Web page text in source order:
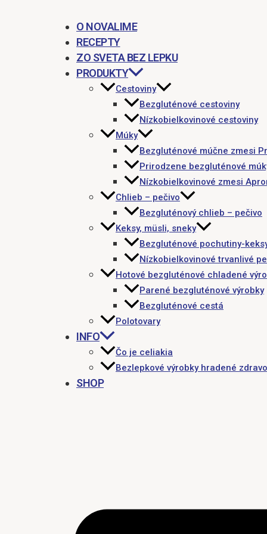
O NOVALIME
RECEPTY
ZO SVETA BEZ LEPKU
PRODUKTY
Cestoviny
Bezgluténové cestoviny
Nízkobielkovinové cestoviny
Múky
Bezgluténové múčne zmesi
Prirodzene bezgluténové
Nízkobielkovinové zmesi
Chlieb – pečivo
Bezgluténový chlieb – pečivo
Keksy, müsli, sneky
Bezgluténové pochutiny-
Nízkobielkovinové trvanlivé
Hotové bezgluténové chladené
Parené bezgluténové výrobky
Bezgluténové cestá
Polotovary
INFO
Čo je celiakia
Bezlepkové výrobky hradené
SHOP